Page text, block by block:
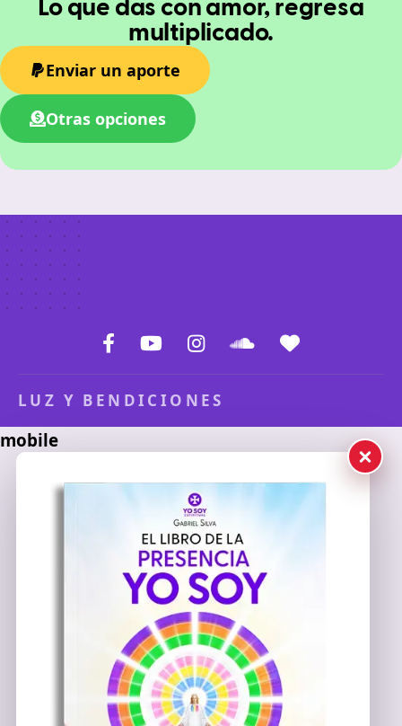
Lo que das con amor, regresa
multiplicado.
Enviar un aporte
Otras opciones
LUZ Y BENDICIONES